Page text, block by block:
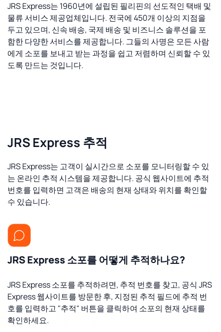
JRS Express는 1960년에 설립된 필리핀의 선도적인 택배 및
물류 서비스 제공업체입니다. 전국에 450개 이상의 지점을
두고 있으며, 신속 배송, 국제 배송 및 비즈니스 솔루션을 포
함한 다양한 서비스를 제공합니다. 그들의 사명은 모든 사람
에게 소포를 보내고 받는 과정을 쉽고 저렴하며 신뢰할 수 있
도록 만드는 것입니다.
JRS Express 추적
JRS Express는 고객이 실시간으로 소포를 모니터링할 수 있
는 온라인 추적 시스템을 제공합니다. 공식 웹사이트에 추적
번호를 입력하면 고객은 배송의 현재 상태와 위치를 확인할
수 있습니다.
JRS Express 소포를 어떻게 추적하나요?
JRS Express 소포를 추적하려면, 추적 번호를 찾고, 공식 JRS
Express 웹사이트를 방문한 후, 지정된 추적 필드에 추적 번
호를 입력하고 "추적" 버튼을 클릭하여 소포의 현재 상태를
확인하세요.